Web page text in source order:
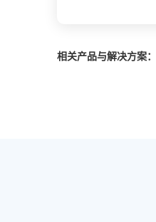
相关产品与解决方案：